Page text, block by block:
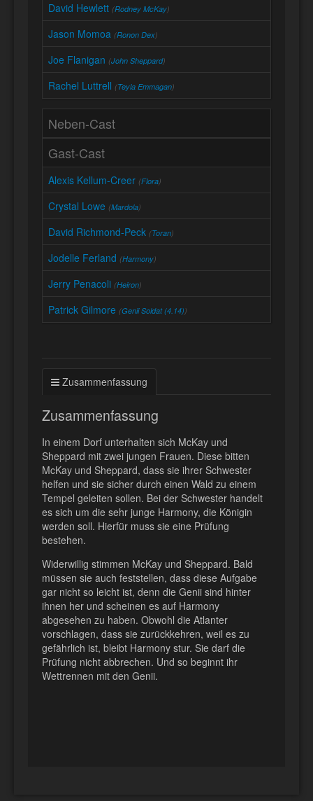
David Hewlett (Rodney McKay)
Jason Momoa (Ronon Dex)
Joe Flanigan (John Sheppard)
Rachel Luttrell (Teyla Emmagan)
Neben-Cast
Gast-Cast
Alexis Kellum-Creer (Flora)
Crystal Lowe (Mardola)
David Richmond-Peck (Toran)
Jodelle Ferland (Harmony)
Jerry Penacoli (Heiron)
Patrick Gilmore (Genii Soldat (4.14))
Zusammenfassung
Zusammenfassung
In einem Dorf unterhalten sich McKay und
Sheppard mit zwei jungen Frauen. Diese bitten
McKay und Sheppard, dass sie ihrer Schwester
helfen und sie sicher durch einen Wald zu einem
Tempel geleiten sollen. Bei der Schwester handelt
es sich um die sehr junge Harmony, die Königin
werden soll. Hierfür muss sie eine Prüfung
bestehen.
Widerwillig stimmen McKay und Sheppard. Bald
müssen sie auch feststellen, dass diese Aufgabe
gar nicht so leicht ist, denn die Genii sind hinter
ihnen her und scheinen es auf Harmony
abgesehen zu haben. Obwohl die Atlanter
vorschlagen, dass sie zurückkehren, weil es zu
gefährlich ist, bleibt Harmony stur. Sie darf die
Prüfung nicht abbrechen. Und so beginnt ihr
Wettrennen mit den Genii.